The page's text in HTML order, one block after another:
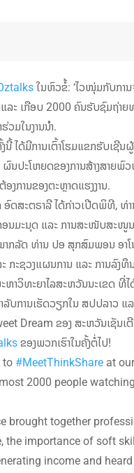
ໃນຫົວຂໍ້: ‘ໄວໜຸ່ມກັບການ
ແລະ ເກືອບ 2000 ຄົນຮັບຊົມ
ມໃນງານນໍາ.
ໄດ້ມີການເຕົ້າໂຮມແຂກຮັບເ
ນປະໂຫຍດຂອງການສ້າງສາຍ
ການຂອງຕະຫຼາດແຮງງານ.
ດສະຕຣາລີ ໄດ້ກ່າວເປີດພິທີ,
ອນມະນຸດ ແລະ ການສະໜັບສະ
າກລັດ ທ່ານ ປອ ສຸກສົມພອນ ອ
ກະຊວງແຜນການ ແລະ ການ
ະຫາວິທະຍາໄລສະຫວັນນະເຂ
ບການເຮັດວຽກໃນ ສປປລາວ ແ
Dream ຂອງ ສະຫວັນເຊັນເຕີ
ຂອງພວກເຮົາໃນຄັ້ງຕໍ່ໄປ!
to#MeetThinkShareat
2000 people
brought together
the importance of soft
income and